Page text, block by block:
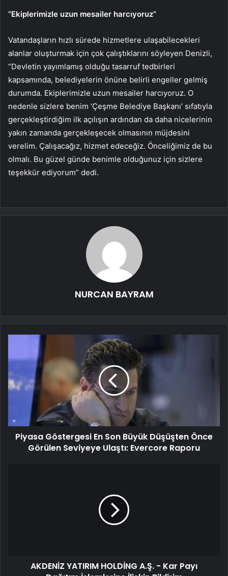
“Ekiplerimizle uzun mesailer harcıyoruz”
Vatandaşların hızlı sürede hizmetlere ulaşabilecekleri
alanlar oluşturmak için çok çalıştıklarını söyleyen Denizli,
“Devletin yayımlamış olduğu tasarruf tedbirleri
kapsamında, belediyelerin önüne belirli engeller gelmiş
durumda. Ekiplerimizle uzun mesailer harcıyoruz. O
nedenle sizlere benim ‘Çeşme Belediye Başkanı’ sıfatıyla
gerçekleştirdiğim ilk açılışın ardından da daha nicelerinin
yakın zamanda gerçekleşecek olmasının müjdesini
verelim. Çalışacağız, hizmet edeceğiz. Önceliğimiz de bu
olmalı. Bu güzel günde benimle olduğunuz için sizlere
teşekkür ediyorum” dedi.
NURCAN BAYRAM
Piyasa Göstergesi En Son Büyük Düşüşten Önce
Görülen Seviyeye Ulaştı: Evercore Raporu
AKDENİZ YATIRIM HOLDİNG A.Ş. - Kar Payı